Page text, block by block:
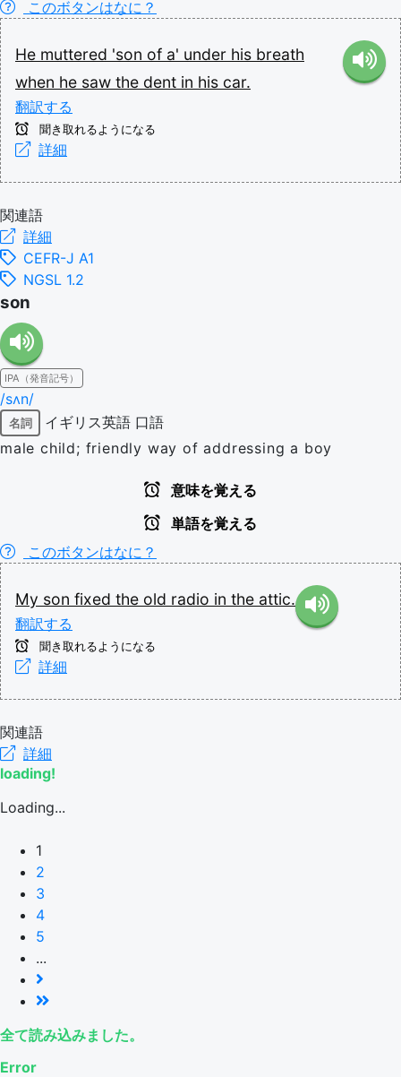
このボタンはなに？
He muttered 'son of a' under his breath
when he saw the dent in his car.
翻訳する
聞き取れるようになる
詳細
関連語
詳細
CEFR-J A1
NGSL 1.2
son
IPA（発音記号）
/sʌn/
名詞 イギリス英語 口語
male child; friendly way of addressing a boy
意味を覚える
単語を覚える
このボタンはなに？
My son fixed the old radio in the attic.
翻訳する
聞き取れるようになる
詳細
関連語
詳細
loading!
Loading...
1
2
3
4
5
...
全て読み込みました。
Error